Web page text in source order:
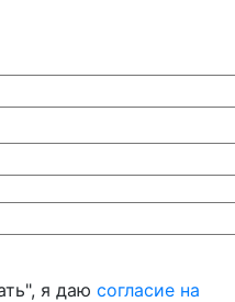
я даю согласие на